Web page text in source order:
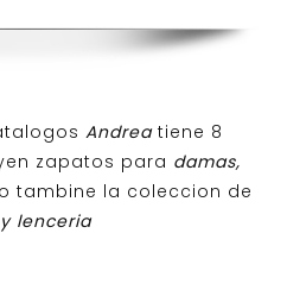
Andreatiene 8
zapatos para damas,
tambine la coleccion de
lenceria